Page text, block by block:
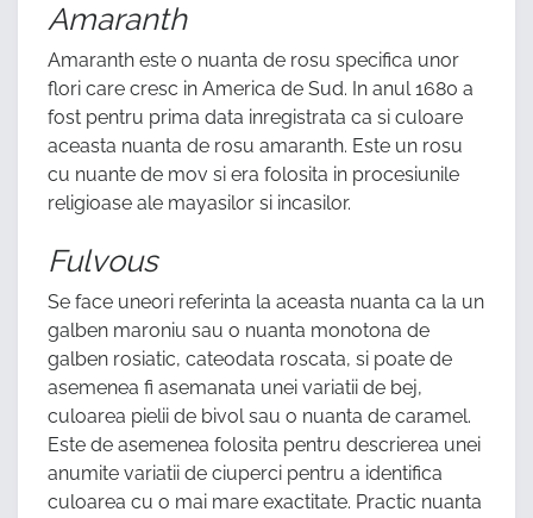
Amaranth
Amaranth este o nuanta de rosu specifica unor
flori care cresc in America de Sud. In anul 1680 a
fost pentru prima data inregistrata ca si culoare
aceasta nuanta de rosu amaranth. Este un rosu
cu nuante de mov si era folosita in procesiunile
religioase ale mayasilor si incasilor.
Fulvous
Se face uneori referinta la aceasta nuanta ca la un
galben maroniu sau o nuanta monotona de
galben rosiatic, cateodata roscata, si poate de
asemenea fi asemanata unei variatii de bej,
culoarea pielii de bivol sau o nuanta de caramel.
Este de asemenea folosita pentru descrierea unei
anumite variatii de ciuperci pentru a identifica
culoarea cu o mai mare exactitate. Practic nuanta